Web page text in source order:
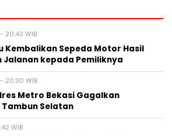
20:43 WIB
Kembalikan Sepeda Motor Hasil
kepada Pemiliknya
20:30 WIB
Metro Bekasi Gagalkan
Selatan
WIB